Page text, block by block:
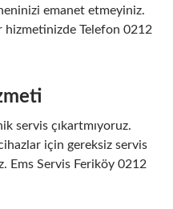
emanet etmeyiniz.
hizmetinizde Telefon 0212
servis çıkartmıyoruz.
için gereksiz servis
Ems Servis Feriköy 0212